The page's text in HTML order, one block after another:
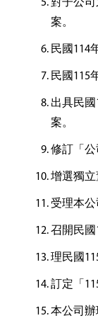
對子公
案。
民國114
民國115
出具民國
案。
修訂「公
增選獨立
受理本公
召開民國
理民國
訂定「
本公司